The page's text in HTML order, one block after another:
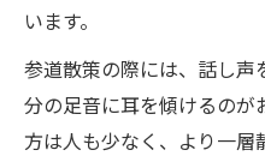
います。
参道散策の際には、話し声
分の足音に耳を傾けるのが
方は人も少なく、より一層